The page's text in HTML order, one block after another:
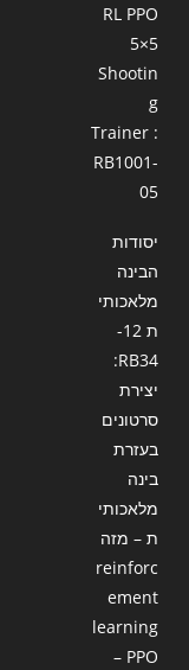
RL PPO
5×5
Shootin
g
Trainer :
RB1001-
05
יסודות
הבינה
מלאכותי
ת 12-
RB34:
יצירת
סרטונים
בעזרת
בינה
מלאכותי
ת – מזה
reinforc
ement
learning
– PPO